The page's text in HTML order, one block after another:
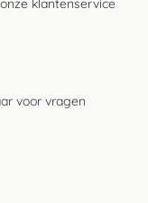
onze klantenservice
voor vragen